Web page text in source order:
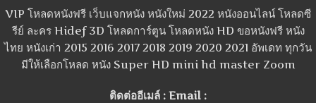
VIP โหลดหนังฟรี เว็บแจกหนัง หนังใหม่ 2022 หนังออนไลน์ โหลดซี
รีย์ ละคร Hidef 3D โหลดการ์ตูน โหลดหนัง HD ขอหนังฟรี หนัง
ไทย หนังเก่า 2015 2016 2017 2018 2019 2020 2021 อัพเดท ทุกวัน
มีให้เลือกโหลด หนัง Super HD mini hd master Zoom
ติดต่ออีเมล์ : Email :